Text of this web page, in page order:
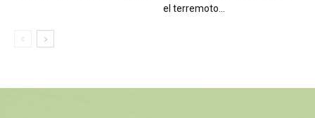
el terremoto...